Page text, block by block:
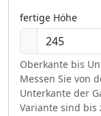
fertige Höhe
Oberkante bis
Messen Sie von
Unterkante der
Variante sind bis